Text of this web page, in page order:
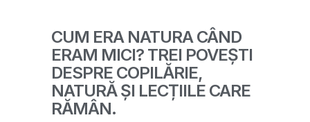
CUM ERA NATURA CÂND
ERAM MICI? TREI POVEȘTI
DESPRE COPILĂRIE,
NATURĂ ȘI LECȚIILE CARE
RĂMÂN.